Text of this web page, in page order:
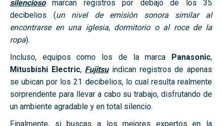
silenciosomarcan registros por debajo de los 35
decibelios (un nivel de emisión sonora similar al
encontrarse en una iglesia, dormitorio o al roce de la
ropa).
Incluso, equipos como los de la marca Panasonic,
Mitusbishi Electric, Fujitsuindican registros de apenas
se ubican por los 21 decibelios, lo cual resulta realmente
sorprendente para llevar a cabo su trabajo, disfrutando de
un ambiente agradable y en total silencio.
Finalmente, si buscas a los mejores expertos en la